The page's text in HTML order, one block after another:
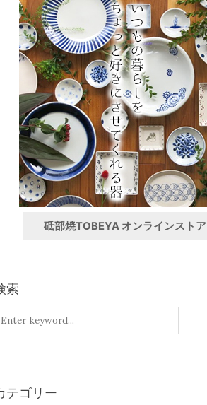
砥部焼TOBEYA オンラインストア
索
テゴリー